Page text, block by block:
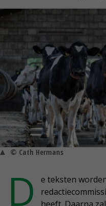
© Cath Hermans
D
e teksten